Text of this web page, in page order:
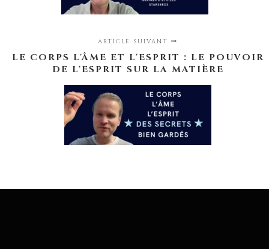
ARTICLE SUIVANT
LE CORPS L'ÂME ET L'ESPRIT : LE POUVOIR
DE L'ESPRIT SUR LA MATIÈRE